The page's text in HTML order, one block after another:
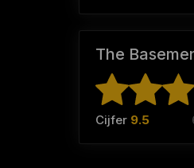
The
Cijfer 9.5